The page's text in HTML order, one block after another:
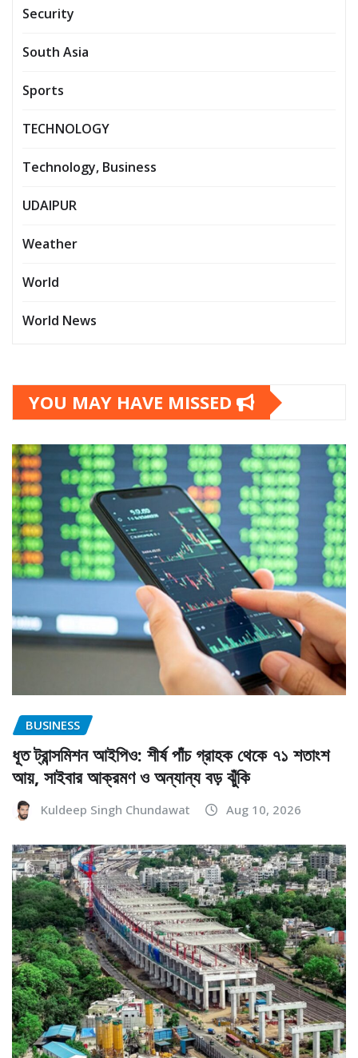
Security
South Asia
Sports
TECHNOLOGY
Technology, Business
UDAIPUR
Weather
World
World News
YOU MAY HAVE MISSED
BUSINESS
ধূত ট্রান্সমিশন আইপিও: শীর্ষ পাঁচ গ্রাহক থেকে ৭১ শতাংশ
আয়, সাইবার আক্রমণ ও অন্যান্য বড় ঝুঁকি
Kuldeep Singh Chundawat Aug 10, 2026